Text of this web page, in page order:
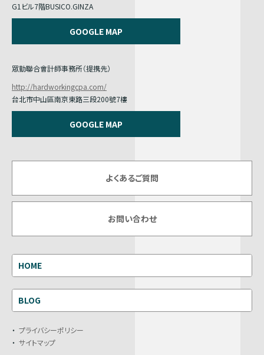
G1ビル7階BUSICO.GINZA
GOOGLE MAP
眾勤聯合會計師事務所（提携先）
http://hardworkingcpa.com/
台北市中山區南京東路三段200號7樓
GOOGLE MAP
よくあるご質問
お問い合わせ
HOME
BLOG
プライバシーポリシー
サイトマップ